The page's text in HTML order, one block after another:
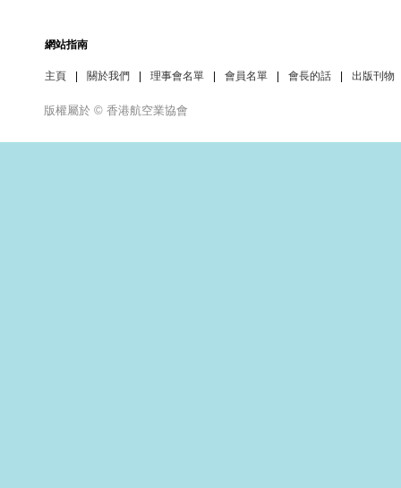
網站指南
主頁 關於我們 理事會名單 會員名單 會長的話 出版刊物
版權屬於 © 香港航空業協會